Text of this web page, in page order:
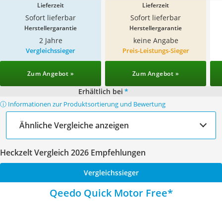
Lieferzeit
Sofort lieferbar
Lieferzeit
Sofort lieferbar
Herstellergarantie
2 Jahre
Herstellergarantie
keine Angabe
Vergleichssieger
Zum Angebot »
Preis-Leistungs-Sieger
Zum Angebot »
Erhältlich bei *
ⓘ Informationen zur Produktsortierung und Bewertung
Ähnliche Vergleiche anzeigen
Heckzelt Vergleich 2026 Empfehlungen
Vergleichssieger
Qeedo Quick Motor Free